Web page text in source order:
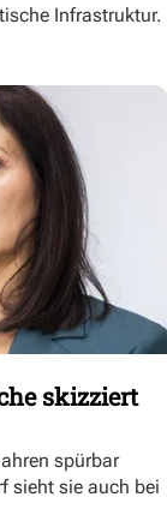
Infrastruktur.
skizziert
spürbar
sieht sie auch bei